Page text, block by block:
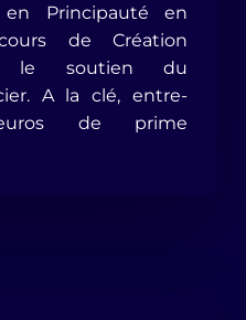
en Principauté en
de Création
le soutien du
A la clé, entre-
de prime